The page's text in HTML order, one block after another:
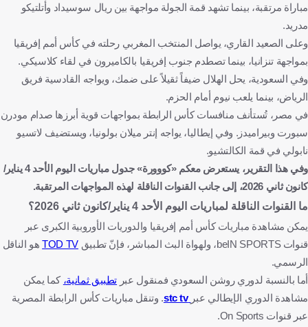
نيوكاسل يونايتد ضد كريستال بالاس
نيوكاسل يونايتد
كريستال بالاس
مانشستر سيتي
تشيلسي
إيفرتون ضد برينتفورد
إيفرتون
برينتفورد إنتر ضد بولونيا
إنتر
بولونيا
الدوري الإيطالي
باريس سان جيرمان
باريس
الدوري الفرنسي
المغرب
المملكة العربية السعودية
فرنسا
كرة قدم
مباراة مرتقبة، بينما تشهد قمة الجولة مواجهة بين ريال سوسيداد وأتلتيكو
مدريد.
وعلى الصعيد القاري، يواصل المنتخب المغربي رحلته في كأس أمم إفريقيا
بمواجهة تنزانيا، بينما تصطدم جنوب إفريقيا بالكاميرون في لقاء كلاسيكي.
وفي السعودية، يحل الهلال ضيفاً ثقيلاً على ضمك، ويواجه القادسية فريق
الرياض، بينما يلعب نيوم أمام الحزم.
في مصر، تُستأنف منافسات كأس الرابطة بمواجهات قوية أبرزها صدام مودرن
سبورت وبيراميدز. وفي إيطاليا، يواجه إنتر ميلان بولونيا، ويستضيف لاتسيو
نابولي في قمة الكالتشيو.
وفي هذا التقرير، يستعرض معكم «كووورة» جدول مباريات اليوم الأحد 4 يناير/
كانون ثاني 2026، إلى جانب القنوات الناقلة لهذه المواجهات المرتقبة.
ما القنوات الناقلة لمباريات اليوم الأحد 4 يناير/كانون ثاني 2026؟
يمكن مشاهدة مباريات كأس أمم إفريقيا والدوريات الأوروبية الكبرى عبر
قنوات beIN SPORTS، ولهواة البث المباشر، فإنّ تطبيق
TOD TVهو الناقل
الرسمي.
أما بالنسبة لدوري روشن السعودي فمنقول عبر تطبيق ثمانية، كما يمكن
مشاهدة الدوري الإيطالي عبر stc tv
. وتنقل مباريات كأس الرابطة المصرية
عبر قنوات On Sports.